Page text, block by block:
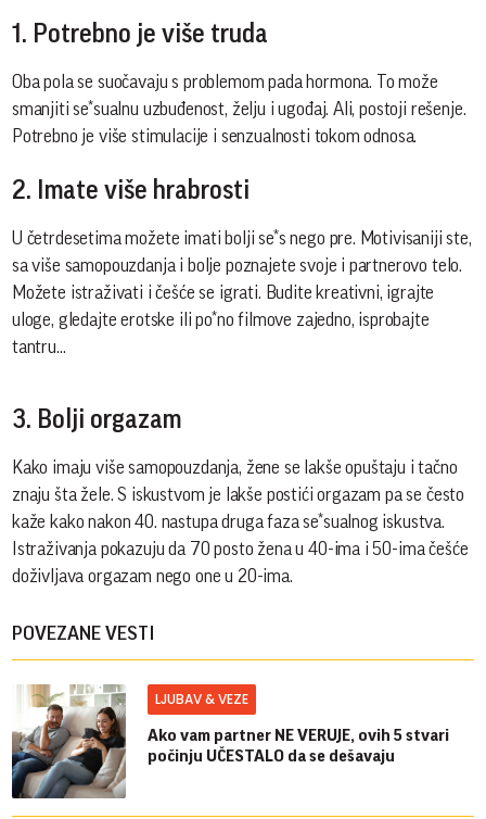
1. Potrebno je više truda
Oba pola se suočavaju s problemom pada hormona. To može
smanjiti se*sualnu uzbuđenost, želju i ugođaj. Ali, postoji rešenje.
Potrebno je više stimulacije i senzualnosti tokom odnosa.
2. Imate više hrabrosti
U četrdesetima možete imati bolji se*s nego pre. Motivisaniji ste,
sa više samopouzdanja i bolje poznajete svoje i partnerovo telo.
Možete istraživati i češće se igrati. Budite kreativni, igrajte
uloge, gledajte erotske ili po*no filmove zajedno, isprobajte
tantru...
3. Bolji orgazam
Kako imaju više samopouzdanja, žene se lakše opuštaju i tačno
znaju šta žele. S iskustvom je lakše postići orgazam pa se često
kaže kako nakon 40. nastupa druga faza se*sualnog iskustva.
Istraživanja pokazuju da 70 posto žena u 40-ima i 50-ima češće
doživljava orgazam nego one u 20-ima.
POVEZANE VESTI
LJUBAV & VEZE
Ako vam partner NE VERUJE, ovih 5 stvari
počinju UČESTALO da se dešavaju